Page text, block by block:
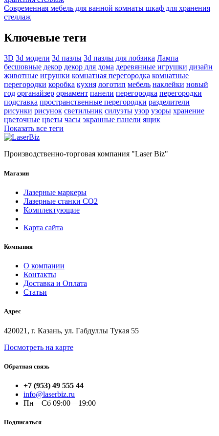
Современная мебель для ванной комнаты шкаф для хранения
стеллаж
Ключевые теги
3D 3d модели 3d пазлы 3d пазлы для лобзика Лампа
бесшовные декор декор для дома деревянные игрушки дизайн
животные игрушки комнатная перегородка комнатные
перегородки коробка кухня логотип мебель наклейки новый
год органайзер орнамент панели перегородка перегородки
подставка пространственные перегородки разделители
рисунки рисунок светильник силуэты узор узоры хранение
цветочные цветы часы экранные панели ящик
Показать все теги
Производственно-торговая компания "Laser Biz"
Магазин
Лазерные маркеры
Лазерные станки СО2
Комплектующие
Карта сайта
Компания
О компании
Контакты
Доставка и Оплата
Статьи
Адрес
420021, г. Казань, ул. Габдуллы Тукая 55
Посмотреть на карте
Обратная связь
+7 (953) 49 555 44
info@laserbiz.ru
Пн—Сб 09:00—19:00
Подписаться